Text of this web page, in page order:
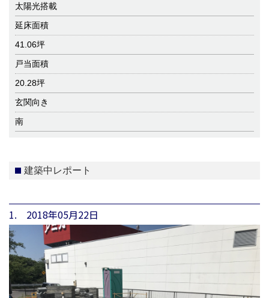
太陽光搭載
延床面積
41.06坪
戸当面積
20.28坪
玄関向き
南
建築中レポート
1. 2018年05月22日